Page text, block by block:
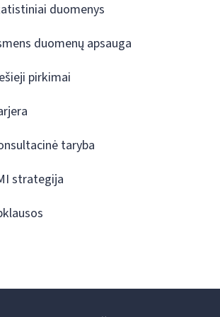
duomenys
duomenų apsauga
pirkimai
taryba
strategija